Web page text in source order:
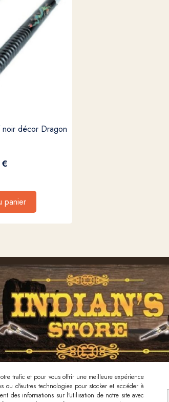
noir décor Dragon
€
panier
Nous
trafic et pour vous offrir une meilleure expérience
ou d'autres technologies pour stocker et accéder à
des informations sur l'utilisation de notre site avec